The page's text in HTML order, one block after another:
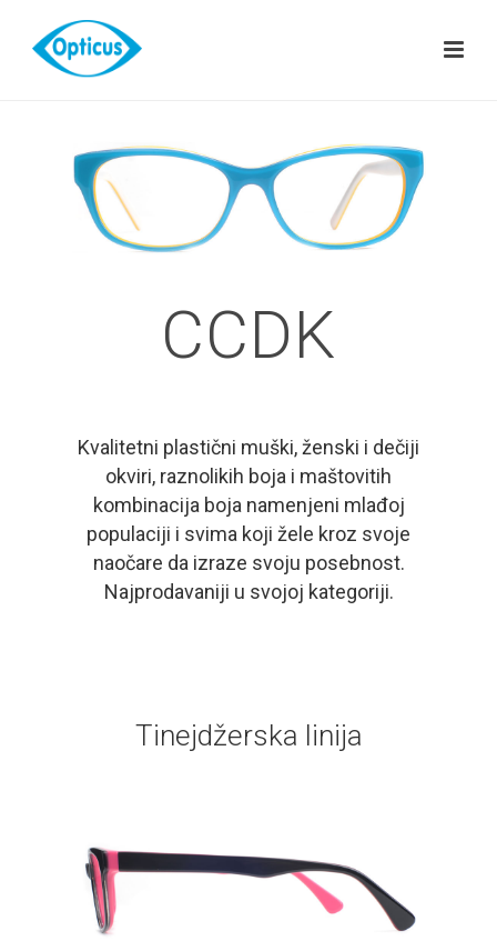
CCDK
Kvalitetni plastični muški, ženski i dečiji
okviri, raznolikih boja i maštovitih
kombinacija boja namenjeni mlađoj
populaciji i svima koji žele kroz svoje
naočare da izraze svoju posebnost.
Najprodavaniji u svojoj kategoriji.
Tinejdžerska linija